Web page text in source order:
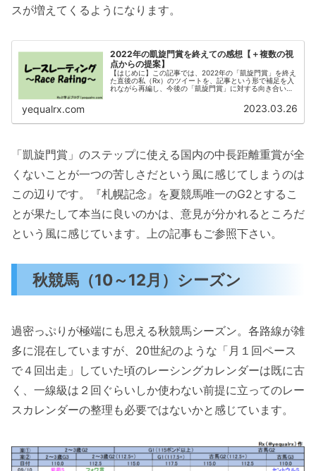
スが増えてくるようになります。
2022年の凱旋門賞を終えての感想【＋複数の視
点からの提案】
【はじめに】この記事では、2022年の「凱旋門賞」を終え
た直後の私（Rx）のツイートを、記事という形で補足を入
れながら再編し、今後の「凱旋門賞」に対する向き合い方
yequalrx.com 2023.03.26
「凱旋門賞」のステップに使える国内の中長距離重賞が全
くないことが一つの苦しさだという風に感じてしまうのは
この辺りです。『札幌記念』を夏競馬唯一のG2とするこ
とが果たして本当に良いのかは、意見が分かれるところだ
という風に感じています。上の記事もご参照下さい。
秋競馬（10～12月）シーズン
過密っぷりが極端にも思える秋競馬シーズン。各路線が雑
多に混在していますが、20世紀のような「月１回ペース
で４回出走」していた頃のレーシングカレンダーは既に古
く、一線級は２回ぐらいしか使わない前提に立ってのレー
スカレンダーの整理も必要ではないかと感じています。